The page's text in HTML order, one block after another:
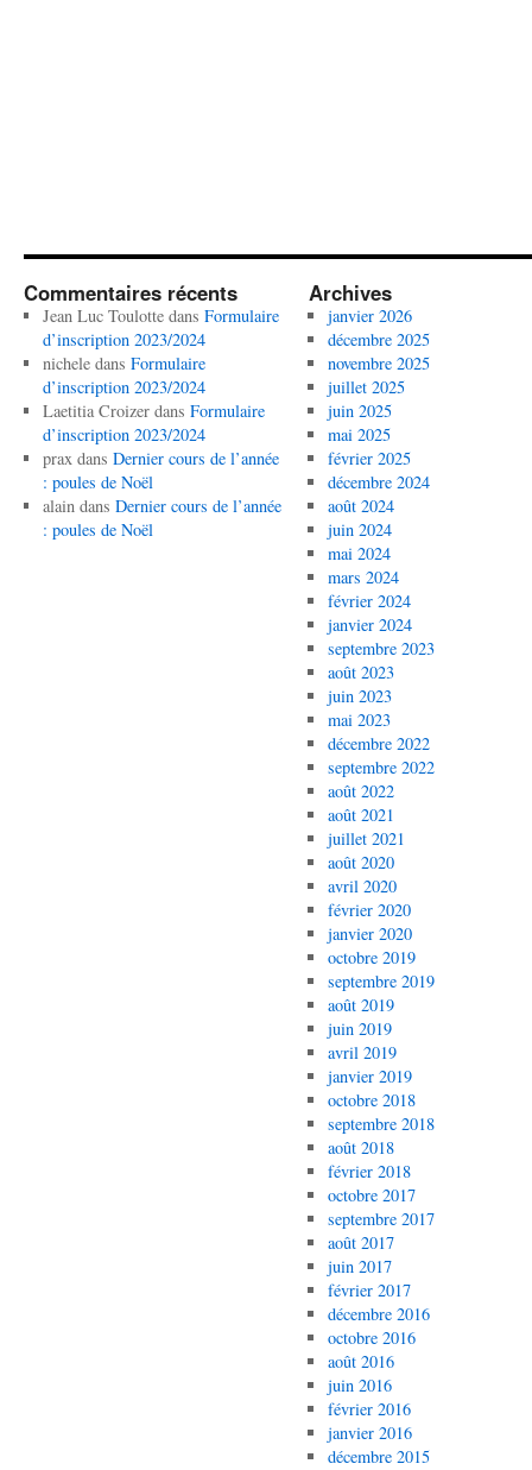
Commentaires récents
Jean Luc Toulottedans Formulaire
d’inscription 2023/2024
nicheledans Formulaire
d’inscription 2023/2024
Laetitia Croizerdans Formulaire
d’inscription 2023/2024
praxdans Dernier cours de l’année
: poules de Noël
alaindans Dernier cours de l’année
: poules de Noël
Archives
janvier 2026
décembre 2025
novembre 2025
juillet 2025
juin 2025
mai 2025
février 2025
décembre 2024
août 2024
juin 2024
mai 2024
mars 2024
février 2024
janvier 2024
septembre 2023
août 2023
juin 2023
mai 2023
décembre 2022
septembre 2022
août 2022
août 2021
juillet 2021
août 2020
avril 2020
février 2020
janvier 2020
octobre 2019
septembre 2019
août 2019
juin 2019
avril 2019
janvier 2019
octobre 2018
septembre 2018
août 2018
février 2018
octobre 2017
septembre 2017
août 2017
juin 2017
février 2017
décembre 2016
octobre 2016
août 2016
juin 2016
février 2016
janvier 2016
décembre 2015